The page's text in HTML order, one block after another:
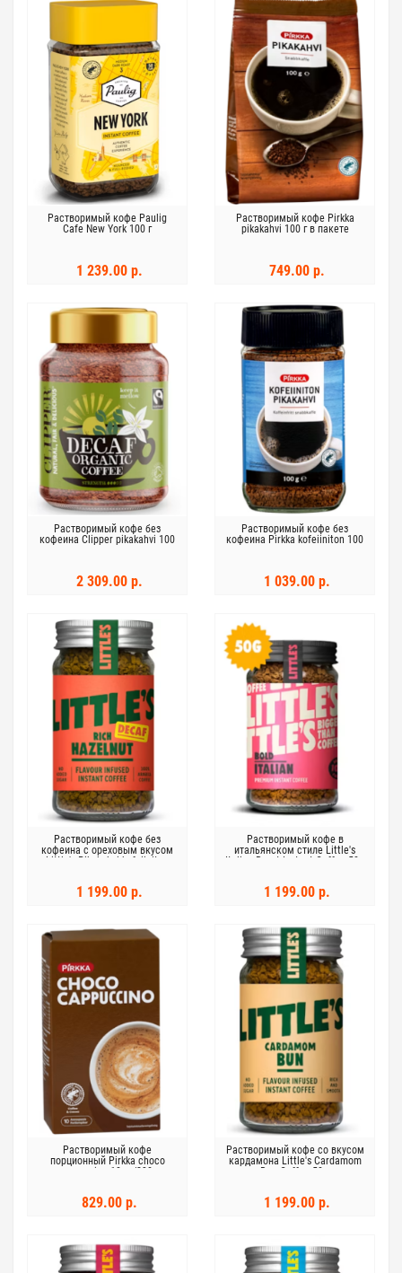
Растворимый кофе Paulig
Cafe New York 100 г
1 239.00 р.
Растворимый кофе Pirkka
pikakahvi 100 г в пакете
749.00 р.
Растворимый кофе без
кофеина Clipper pikakahvi 100
2 309.00 р.
Растворимый кофе без
кофеина Pirkka kofeiiniton 100
1 039.00 р.
Растворимый кофе без
кофеина с ореховым вкусом
Little's Pikakahvi kofeiiniton
1 199.00 р.
Растворимый кофе в
итальянском стиле Little's
Italian Roast Instant Coffee 50 г
1 199.00 р.
Растворимый кофе
порционный Pirkka choco
cappuccino 10шт/230 г
829.00 р.
Растворимый кофе со вкусом
кардамона Little's Cardamom
Bun Coffee 50 г
1 199.00 р.